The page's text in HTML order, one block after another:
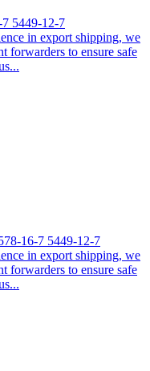
5449-12-7
in export shipping, we
forwarders to ensure safe
16-7 5449-12-7
in export shipping, we
forwarders to ensure safe